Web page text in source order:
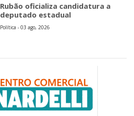
Rubão oficializa candidatura a
deputado estadual
Política - 03 ago, 2026